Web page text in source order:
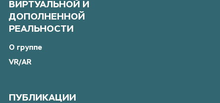
ВИРТУАЛЬНОЙ И
ДОПОЛНЕННОЙ
РЕАЛЬНОСТИ
О группе
VR/AR
ПУБЛИКАЦИИ